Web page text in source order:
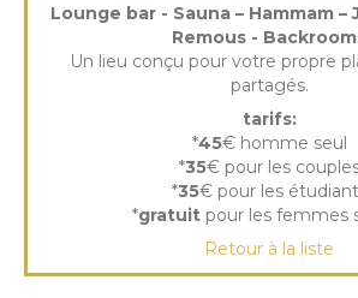
Lounge bar - Sauna – Hammam –
Remous -
Un lieu conçu pour votre propre
partagés.
tarifs:
*45€ homme seul
*35€ pour les
*35€ pour les
*gratuit pour les femmes
Retour à la liste